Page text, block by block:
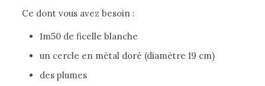
Ce dont vous avez besoin :
1m50 de ficelle blanche
un cercle en métal doré (diamètre 19 cm)
des plumes